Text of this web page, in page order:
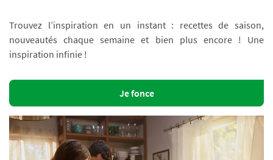
Trouvez l’inspiration en un instant : recettes de saison,
nouveautés chaque semaine et bien plus encore ! Une
inspiration infinie !
Je fonce